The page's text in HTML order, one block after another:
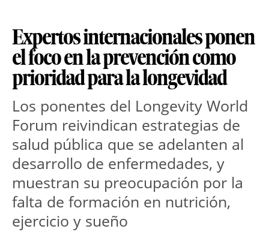
Expertos internacionales ponen
el foco en la prevención como
prioridad para la longevidad
Los ponentes del Longevity World
Forum reivindican estrategias de
salud pública que se adelanten al
desarrollo de enfermedades, y
muestran su preocupación por la
falta de formación en nutrición,
ejercicio y sueño